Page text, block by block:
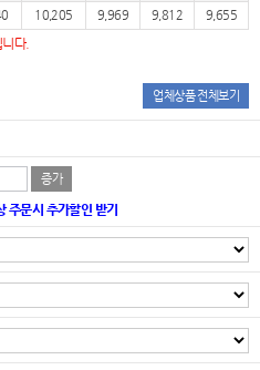
10,205 9,969 9,812 9,655
다.
업체상품 전체보기
증가
주문시 추가할인 받기